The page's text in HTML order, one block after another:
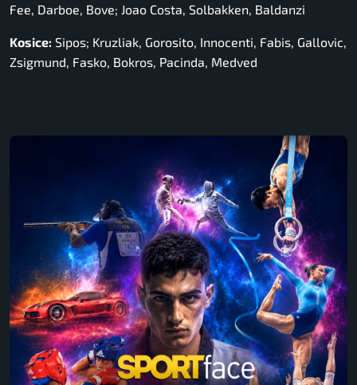
Fee, Darboe, Bove; Joao Costa, Solbakken, Baldanzi
Kosice: Sipos; Kruzliak, Gorosito, Innocenti, Fabis, Gallovic,
Zsigmund, Fasko, Bokros, Pacinda, Medved